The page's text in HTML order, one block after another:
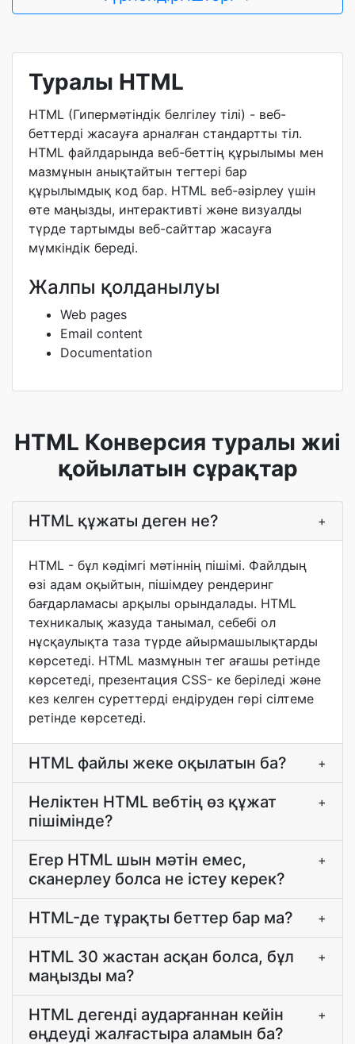
Туралы HTML
HTML (Гипермәтіндік белгілеу тілі) - веб-
беттерді жасауға арналған стандартты тіл.
HTML файлдарында веб-беттің құрылымы мен
мазмұнын анықтайтын тегтері бар
құрылымдық код бар. HTML веб-әзірлеу үшін
өте маңызды, интерактивті және визуалды
түрде тартымды веб-сайттар жасауға
мүмкіндік береді.
Жалпы қолданылуы
Web pages
Email content
Documentation
HTML Конверсия туралы жиі
қойылатын сұрақтар
HTML құжаты деген не? +
HTML - бұл кәдімгі мәтіннің пішімі. Файлдың
өзі адам оқыйтын, пішімдеу рендеринг
бағдарламасы арқылы орындалады. HTML
техникалық жазуда танымал, себебі ол
нұсқаулықта таза түрде айырмашылықтарды
көрсетеді. HTML мазмұнын тег ағашы ретінде
көрсетеді, презентация CSS- ке беріледі және
кез келген суреттерді ендіруден гөрі сілтеме
ретінде көрсетеді.
HTML файлы жеке оқылатын ба? +
Неліктен HTML вебтің өз құжат
пішімінде?
+
Егер HTML шын мәтін емес,
сканерлеу болса не істеу керек?
+
HTML-де тұрақты беттер бар ма? +
HTML 30 жастан асқан болса, бұл
маңызды ма?
+
HTML дегенді аударғаннан кейін
өңдеуді жалғастыра аламын ба?
+